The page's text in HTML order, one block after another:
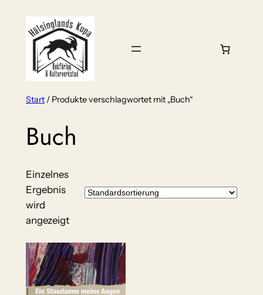
springen
Start/ Produkte verschlagwortet mit „Buch“
Buch
Einzelnes
Ergebnis
wird
angezeigt